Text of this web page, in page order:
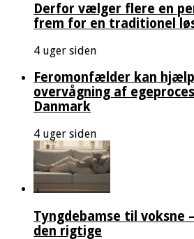
Derfor vælger flere en
frem for en traditionel
4 uger siden
Feromonfælder kan
overvågning af
Danmark
4 uger siden
Tyngdebamse til voksne
den rigtige